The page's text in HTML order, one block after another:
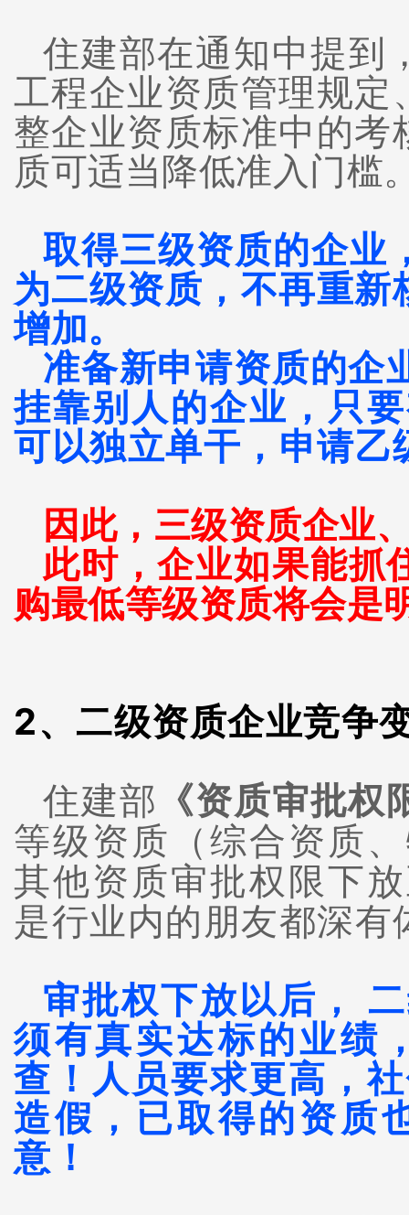
住建部在通知中提到
工程企业资质管理规
整企业资质标准中的
质可适当降低准入门槛
取得三级资质的企业
为二级资质， 不再重新
增加。
准备新申请资质的企
挂靠别人的企业，只
可以独立单干，申请乙
因此，三级资质企业
此时，企业如果能抓
购最低等级资质将会是
2、二级资质企业竞争
住建部 《资质审批权
等级资质（综合资质
其他资质审批权限下
是行业内的朋友都深有
审批权下放以后，
须有真实达标的业绩
查！人员要求更高，
造假，已取得的资质
意 ！